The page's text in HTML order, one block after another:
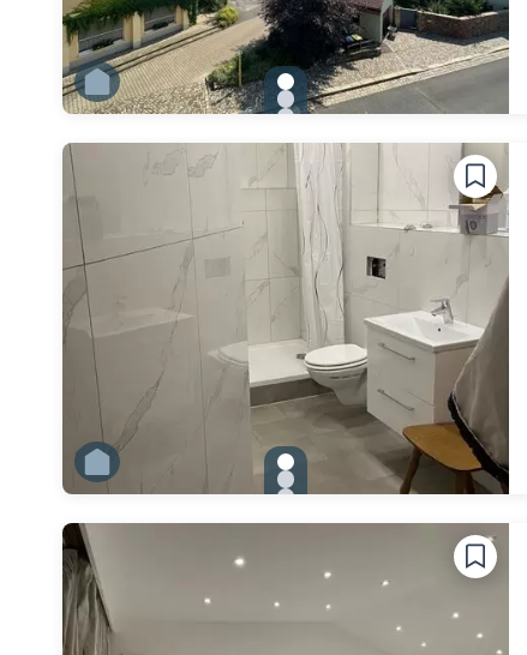
gallery.slide_selector
Zu Slide 1 wechseln
Zu Slide 2 wechseln
Zu Slide 4 wechseln
Zu Slide 5 wechseln
Zu Slide 6 wechseln
gallery.slide_selector
Zu Slide 1 wechseln
Zu Slide 2 wechseln
Zu Slide 6 wechseln